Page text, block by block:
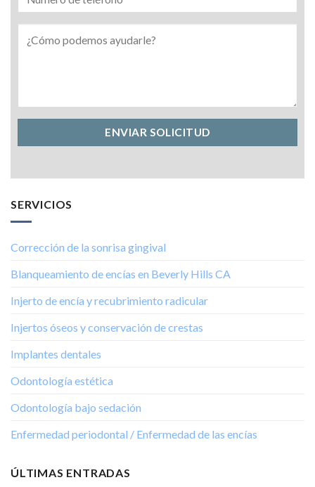
SERVICIOS
Corrección de la sonrisa gingival
Blanqueamiento de encías en Beverly Hills CA
Injerto de encía y recubrimiento radicular
Injertos óseos y conservación de crestas
Implantes dentales
Odontología estética
Odontología bajo sedación
Enfermedad periodontal / Enfermedad de las encías
ÚLTIMAS ENTRADAS